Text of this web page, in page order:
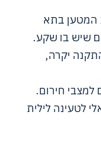
המטען בתא
שיש בו שקע.
יקרה,
למצבי חירום.
לטעינה לילית